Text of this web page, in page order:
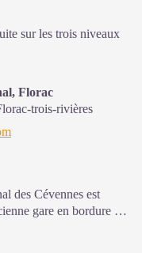
en cœur de Parc.
au départ du site
sur les trois niveaux
Florac
trois-rivières
des Cévennes est
gare en bordure de
et de